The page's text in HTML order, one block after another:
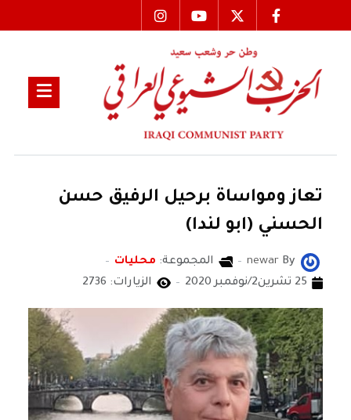
تعاز ومواساة برحيل الرفيق حسن
الحسني (ابو لندا)
By
newar المجموعة: محليات
25 تشرين2/نوفمبر 2020
الزيارات: 2736